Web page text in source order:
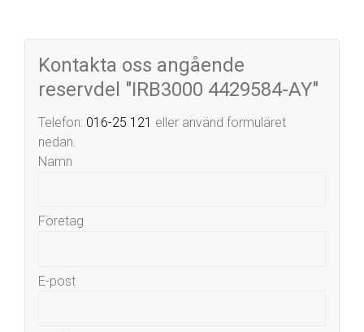
Kontakta oss angående
reservdel "IRB3000 4429584-AY"
Telefon: 016-25 121 eller använd formuläret
nedan.
Namn
Företag
E-post